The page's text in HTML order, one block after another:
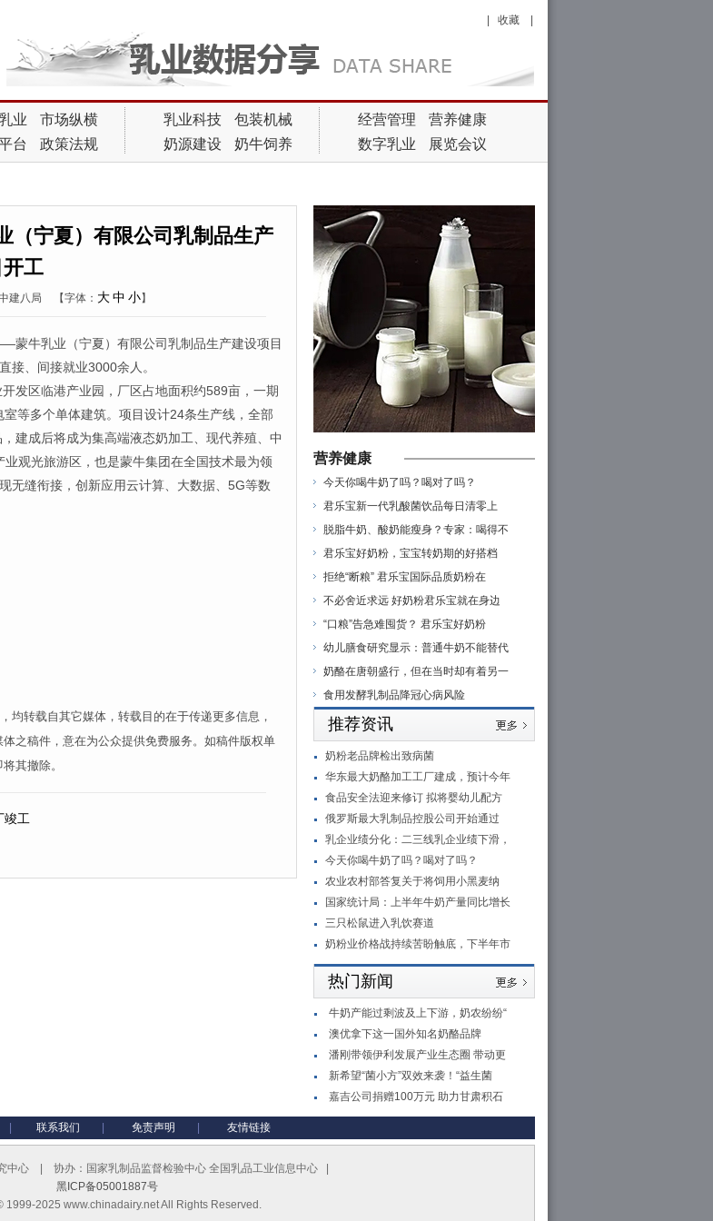
收藏
业
市场纵横
台
政策法规
乳业科技
包装机械
奶源建设
奶牛饲养
经营管理
营养健康
数字乳业
展览会议
（宁夏）有限公司乳制品生产
工
建八局 【字体： 大 中 小】
牛乳业（宁夏）有限公司乳制品生产建设项目
接、间接就业3000余人。
区临港产业园，厂区占地面积约589亩，一期
等多个单体建筑。项目设计24条生产线，全部
建成后将成为集高端液态奶加工、现代养殖、中
观光旅游区，也是蒙牛集团在全国技术最为领
无缝衔接，创新应用云计算、大数据、5G等数
均转载自其它媒体，转载目的在于传递更多信息，
之稿件，意在为公众提供免费服务。如稿件版权单
其撤除。
竣工
营养健康
今天你喝牛奶了吗？喝对了吗？
君乐宝新一代乳酸菌饮品每日清零上
脱脂牛奶、酸奶能瘦身？专家：喝得不
君乐宝好奶粉，宝宝转奶期的好搭档
拒绝“断粮” 君乐宝国际品质奶粉在
不必舍近求远 好奶粉君乐宝就在身边
“口粮”告急难囤货？ 君乐宝好奶粉
幼儿膳食研究显示：普通牛奶不能替代
奶酪在唐朝盛行，但在当时却有着另一
食用发酵乳制品降冠心病风险
推荐资讯
奶粉老品牌检出致病菌
华东最大奶酪加工工厂建成，预计今年
食品安全法迎来修订 拟将婴幼儿配方
俄罗斯最大乳制品控股公司开始通过
乳企业绩分化：二三线乳企业绩下滑，
今天你喝牛奶了吗？喝对了吗？
农业农村部答复关于将饲用小黑麦纳
国家统计局：上半年牛奶产量同比增长
三只松鼠进入乳饮赛道
奶粉业价格战持续苦盼触底，下半年市
热门新闻
牛奶产能过剩波及上下游，奶农纷纷“
澳优拿下这一国外知名奶酪品牌
潘刚带领伊利发展产业生态圈 带动更
新希望“菌小方”双效来袭！“益生菌
嘉吉公司捐赠100万元 助力甘肃积石
联系我们 免责声明 友情链接
中心 | 协办：国家乳制品监督检验中心 全国乳品工业信息中心 |
黑ICP备05001887号
1999-2025 www.chinadairy.net All Rights Reserved.